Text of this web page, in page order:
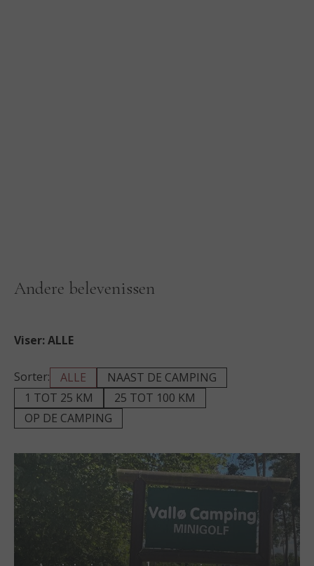
Andere belevenissen
Viser:ALLE
Sorter: ALLE
NAAST DE CAMPING
1 TOT 25 KM
25 TOT 100 KM
OP DE CAMPING